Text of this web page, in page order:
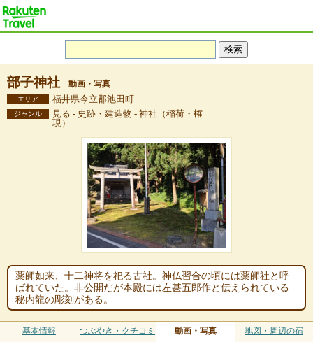
部子神社 動画・写真
エリア 福井県今立郡池田町
ジャンル
見る - 史跡・建造物 - 神社（稲荷・権
現）
薬師如来、十二神将を祀る古社。神仏習合の頃には薬師社と呼
ばれていた。非公開だが本殿には左甚五郎作と伝えられている
秘内龍の彫刻がある。
基本情報 つぶやき・クチコミ 動画・写真 地図・周辺の宿